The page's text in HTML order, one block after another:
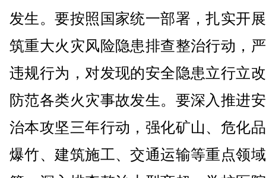
发生。要按照国家统一部署，扎实开
筑重大火灾风险隐患排查整治行动，
违规行为，对发现的安全隐患立行立
防范各类火灾事故发生。要深入推进
治本攻坚三年行动，强化矿山、危化
爆竹、建筑施工、交通运输等重点领